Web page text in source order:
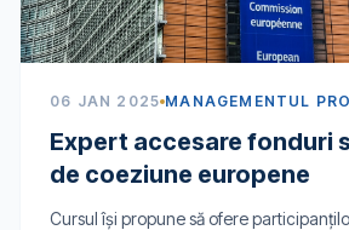
06 JAN 2025 MANAGEMENTUL
Expert accesare fonduri
de coeziune europene
Cursul își propune să ofere